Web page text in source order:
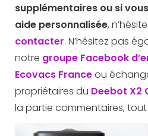
supplémentaires ou si
aide personnalisée,
contacter. N’hésitez pas
notre groupe Facebook
Ecovacs Franceou
propriétaires du Deebot X2
la partie commentaires,